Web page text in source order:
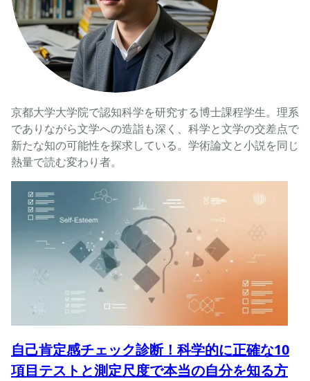
京都大学大学院で認知科学を研究する博士課程学生。理系
でありながら文学への造詣も深く、科学と文学の交差点で
新たな知の可能性を探求している。学術論文と小説を同じ
熱量で読む変わり者。
自己肯定感チェック診断！科学的に正確な10
項目テストと測定尺度で本当の自分を知る方